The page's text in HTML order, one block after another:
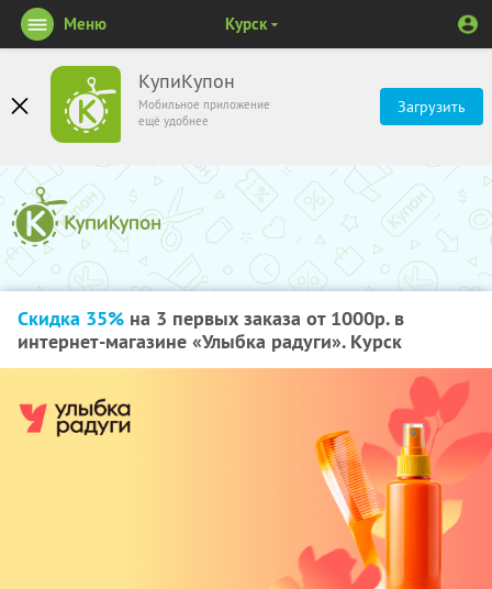
КупиКупон
Мобильное приложение
ещё удобнее
Загрузить
Меню Курск
Скидка 35% на 3 первых заказа от 1000р. в
интернет-магазине «Улыбка радуги». Курск